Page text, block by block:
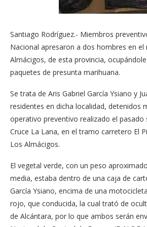
Santiago Rodríguez.- Miembros
Nacional apresaron a dos hombres en el
Almácigos, de esta provincia,
paquetes de presunta marihuana.
Se trata de Aris Gabriel García Ysiano y
residentes en dicha localidad, detenidos
operativo preventivo realizado el pasado
Cruce La Lana, en el tramo carretero El
Los Almácigos.
El vegetal verde, con un peso
media, estaba dentro de una caja de
García Ysiano, encima de una
rojo, que conducida, la cual trató de
de Alcántara, por lo que ambos serán